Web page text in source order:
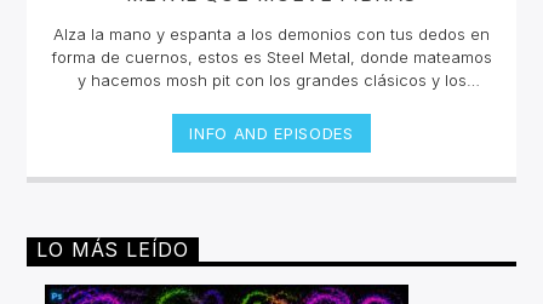
Alza la mano y espanta a los demonios con tus dedos en
forma de cuernos, estos es Steel Metal, donde mateamos
y hacemos mosh pit con los grandes clásicos y los
Symphonic Metal, Doom, Stoner, Nu Metal, Glam metal,
Speed Metal, Black Metal, Metal Progresivo ¡y más
ruido!Miércoles 6pm a 8 pm | Domingo 10 am a 12 pm por
INFO AND EPISODES
LO MÁS LEÍDO